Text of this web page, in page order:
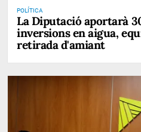
POLÍTICA
La Diputació aportarà
inversions en aigua,
retirada d'amiant